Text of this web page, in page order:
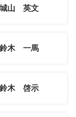
城山 英文
鈴木 一馬
鈴木 啓示